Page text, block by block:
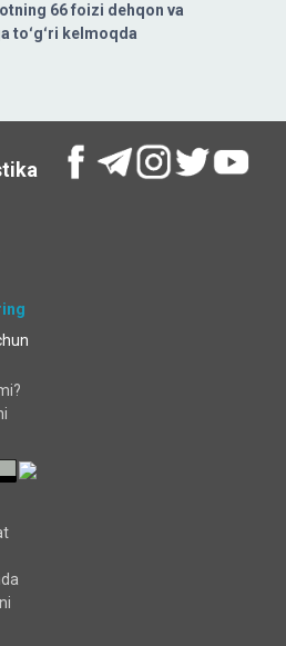
66 foizi dehqon va
toʻgʻri kelmoqda